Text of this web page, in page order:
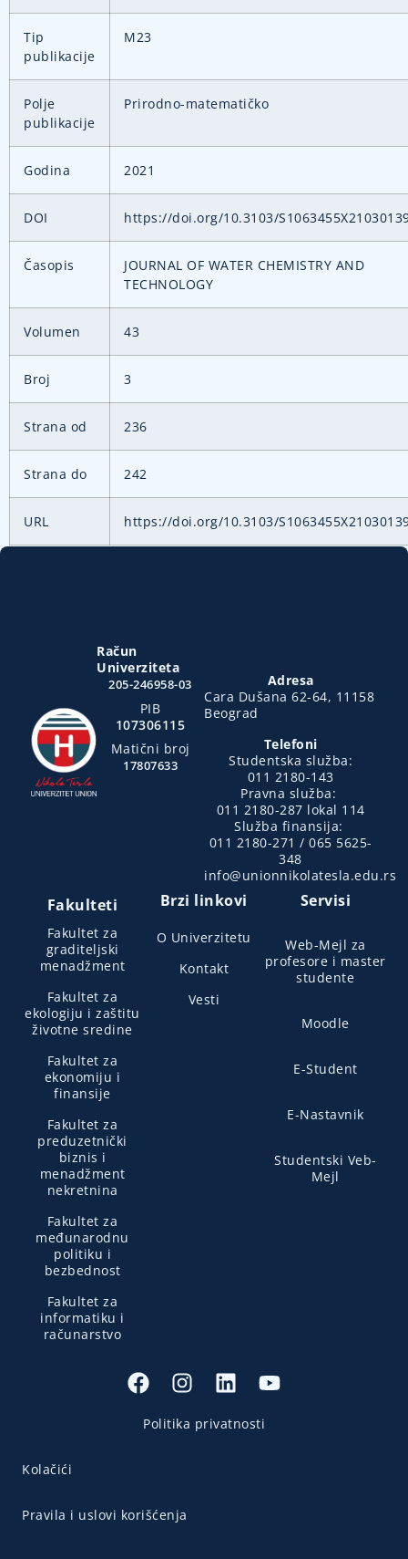
Tip
publikacije
M23
Polje
publikacije
Prirodno-matematičko
Godina 2021
DOI https://doi.org/10.3103/
Časopis
JOURNAL OF WATER CHEMISTRY AND
TECHNOLOGY
Volumen 43
Broj 3
Strana od 236
Strana do 242
URL https://doi.org/10.3103/
Račun
Univerziteta
205-246958-03
PIB
107306115
Matični broj
17807633
Adresa
Cara Dušana 62-64, 11158
Beograd
Telefoni
Studentska služba:
011 2180-143
Pravna služba:
011 2180-287 lokal 114
Služba finansija:
011 2180-271 / 065 5625-
348
info@unionnikolatesla.edu.rs
Fakulteti
Fakultet za
graditeljski
menadžment
Fakultet za
ekologiju i zaštitu
životne sredine
Fakultet za
ekonomiju i
finansije
Fakultet za
preduzetnički
biznis i
menadžment
nekretnina
Fakultet za
međunarodnu
politiku i
bezbednost
Fakultet za
informatiku i
računarstvo
Brzi linkovi
O Univerzitetu
Kontakt
Vesti
Servisi
Web-Mejl za
profesore i master
studente
Moodle
E-Student
E-Nastavnik
Studentski Veb-
Mejl
Politika privatnosti
Kolačići
Pravila i uslovi korišćenja